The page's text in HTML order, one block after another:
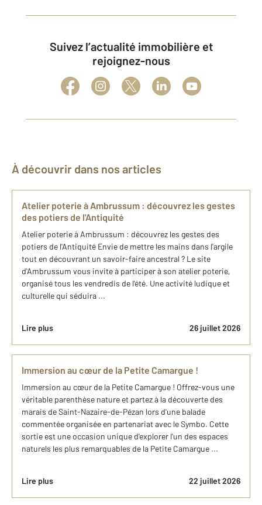
Suivez l’actualité immobilière et
rejoignez-nous
À découvrir dans nos articles
Atelier poterie à Ambrussum : découvrez les gestes
des potiers de l'Antiquité
Atelier poterie à Ambrussum : découvrez les gestes des
potiers de l'Antiquité Envie de mettre les mains dans l'argile
tout en découvrant un savoir-faire ancestral ? Le site
d'Ambrussum vous invite à participer à son atelier poterie,
organisé tous les vendredis de l'été. Une activité ludique et
culturelle qui séduira ...
Lire plus 26 juillet 2026
Immersion au cœur de la Petite Camargue !
Immersion au cœur de la Petite Camargue ! Offrez-vous une
véritable parenthèse nature et partez à la découverte des
marais de Saint-Nazaire-de-Pézan lors d'une balade
commentée organisée en partenariat avec le Symbo. Cette
sortie est une occasion unique d'explorer l'un des espaces
naturels les plus remarquables de la Petite Camargue ...
Lire plus 22 juillet 2026